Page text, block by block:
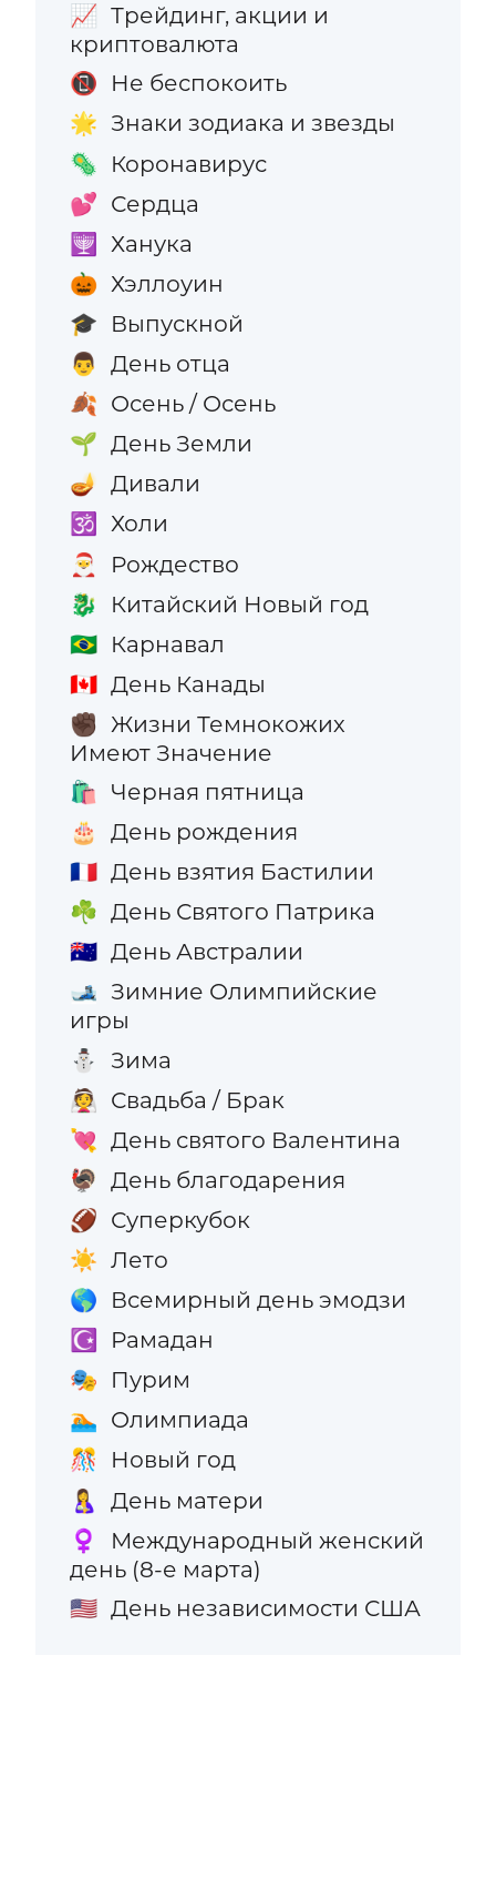
📈 Трейдинг, акции и
криптовалюта
📵 Не беспокоить
🌟 Знаки зодиака и звезды
🦠 Коронавирус
💕 Сердца
🕎 Ханука
🎃 Хэллоуин
🎓 Выпускной
👨 День отца
🍂 Осень / Осень
🌱 День Земли
🪔 Дивали
🕉️ Холи
🎅 Рождество
🐉 Китайский Новый год
🇧🇷 Карнавал
🇨🇦 День Канады
✊🏿 Жизни Темнокожих
Имеют Значение
🛍️ Черная пятница
🎂 День рождения
🇫🇷 День взятия Бастилии
☘️ День Святого Патрика
🇦🇺 День Австралии
🎿 Зимние Олимпийские
игры
⛄ Зима
👰 Свадьба / Брак
💘 День святого Валентина
🦃 День благодарения
🏈 Суперкубок
☀️ Лето
🌎 Всемирный день эмодзи
☪️ Рамадан
🎭 Пурим
🏊 Олимпиада
🎊 Новый год
🤱 День матери
♀️
Международный женский
день (8-е марта)
🇺🇸 День независимости США